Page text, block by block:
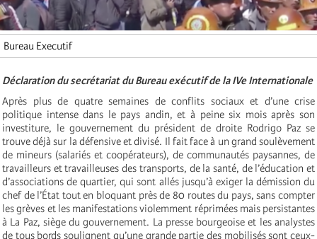
Bureau Executif
Déclaration du secrétariat du Bureau exécutif de la IVe Internationale
Après plus de quatre semaines de conflits sociaux et d’une crise
politique intense dans le pays andin, et à peine six mois après son
investiture, le gouvernement du président de droite Rodrigo Paz se
trouve déjà sur la défensive et divisé. Il fait face à un grand soulèvement
de mineurs (salariés et coopérateurs), de communautés paysannes, de
travailleurs et travailleuses des transports, de la santé, de l’éducation et
d’associations de quartier, qui sont allés jusqu’à exiger la démission du
chef de l’État tout en bloquant près de 80 routes du pays, sans compter
les grèves et les manifestations violemment réprimées mais persistantes
à La Paz, siège du gouvernement. La presse bourgeoise et les analystes
de tous bords soulignent qu’une grande partie des mobilisés sont ceux-